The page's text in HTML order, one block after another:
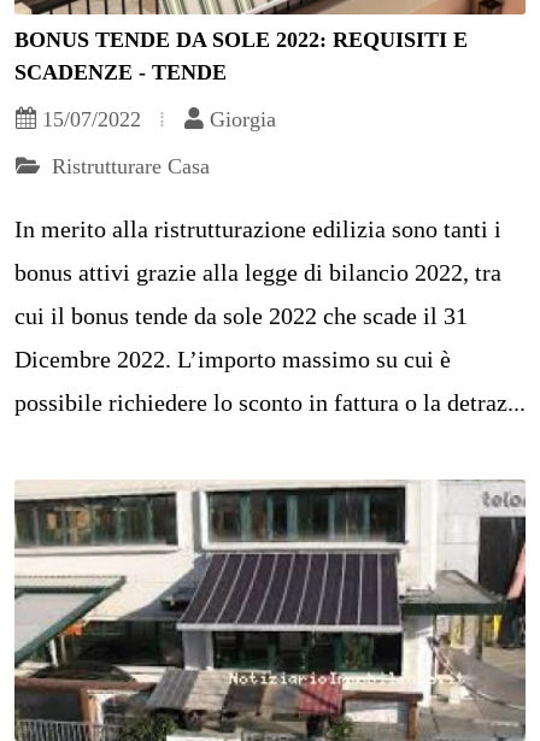
BONUS TENDE DA SOLE 2022: REQUISITI E
SCADENZE - TENDE
15/07/2022
Giorgia
Ristrutturare Casa
In merito alla ristrutturazione edilizia sono tanti i
bonus attivi grazie alla legge di bilancio 2022, tra
cui il bonus tende da sole 2022 che scade il 31
Dicembre 2022. L’importo massimo su cui è
possibile richiedere lo sconto in fattura o la detraz...